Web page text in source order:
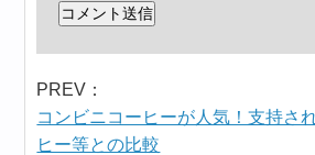
PREV：
コンビニコーヒーが人気！支持さ
ヒー等との比較